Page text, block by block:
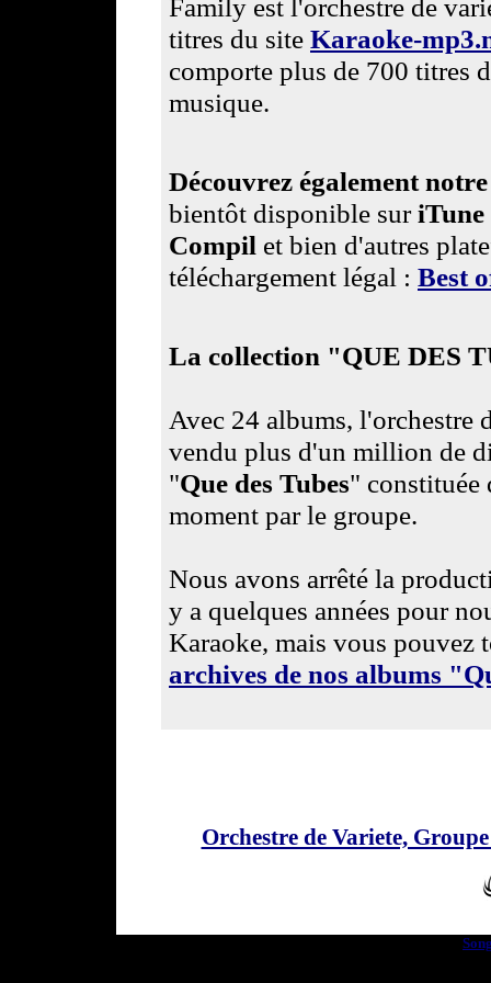
titres du site Karaoke-
comporte plus de 700 titres
musique.
Découvrez également
bientôt disponible suriTune
Compil et bien d'autres
téléchargement légal : Best
La collection "QUE DES
Avec 24 albums, l'orchestre
vendu plus d'un million de
"Que des Tubes" constituée
moment par le groupe.
Nous avons arrêté la
y a quelques années pour
Karaoke, mais vous pouvez
archives de nos albums
Orchestre de Variete,